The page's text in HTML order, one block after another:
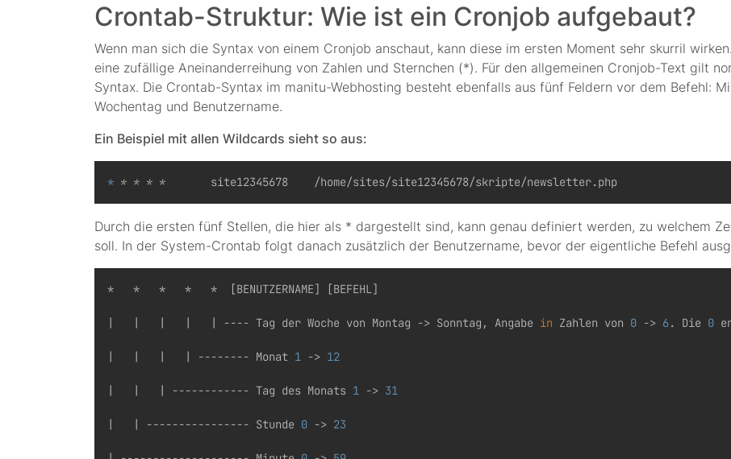
Crontab-Struktur: Wie ist ein Cronjob aufgebaut?
Wenn man sich die Syntax von einem Cronjob anschaut, kann diese im ersten Moment sehr skurril
eine zufällige Aneinanderreihung von Zahlen und Sternchen (*). Für den allgemeinen Cronjob-Text gilt
Syntax. Die Crontab-Syntax im manitu-Webhosting besteht ebenfalls aus fünf Feldern vor dem Befehl:
Wochentag und Benutzername.
Ein Beispiel mit allen Wildcards sieht so aus:
* * * * *
Durch die ersten fünf Stellen, die hier als * dargestellt sind, kann genau definiert werden, zu welchem
soll. In der System-Crontab folgt danach zusätzlich der Benutzername, bevor der eigentliche Befehl
*   *   *   *   *  [BENUTZERNAME] [BEFEHL]
|   |   |   |   | ---- Tag der Woche von Montag -> Sonntag, Angabe in Zahlen von 0 -> 6. Die 0
|   |   |   | -------- Monat 1 -> 12
|   |   | ------------ Tag des Monats 1 -> 31
|   | ---------------- Stunde 0 -> 23